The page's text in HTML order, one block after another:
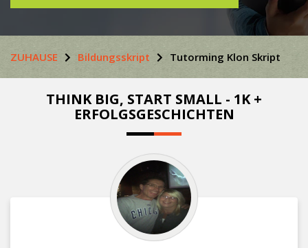
ZUHAUSE Bildungsskript Tutorming Klon Skript
THINK BIG, START SMALL - 1K +
ERFOLGSGESCHICHTEN